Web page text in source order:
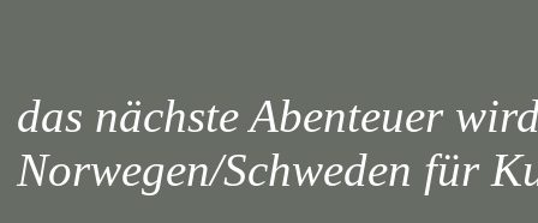
das nächste Abenteuer
Norwegen/Schweden für